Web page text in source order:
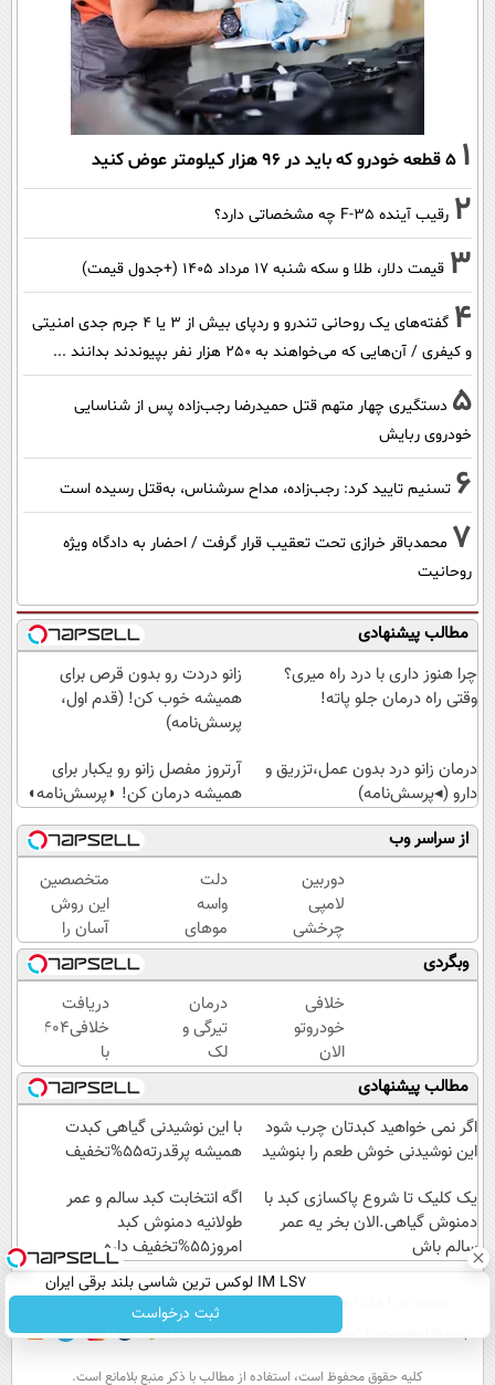
1 ۵ قطعه خودرو که باید در ۹۶ هزار کیلومتر عوض کنید
2 رقیب آینده F-35 چه مشخصاتی دارد؟
3 قیمت دلار، طلا و سکه شنبه ۱۷ مرداد ۱۴۰۵ (+جدول قیمت)
4
گفته‌های یک روحانی تندرو و ردپای بیش از ۳ یا ۴ جرم جدی امنیتی
و کیفری / آن‌هایی که می‌خواهند به ۲۵۰ هزار نفر بپیوندند بدانند ...
5 دستگیری چهار متهم قتل حمیدرضا رجب‌زاده پس از شناسایی
خودروی ربایش
6 تسنیم تایید کرد: رجب‌زاده، مداح سرشناس، به‌قتل رسیده است
7 محمدباقر خرازی تحت تعقیب قرار گرفت / احضار به دادگاه ویژه
روحانیت
مطالب پیشنهادی
چرا هنوز داری با درد راه میری؟
وقتی راه درمان جلو پاته!
زانو دردت رو بدون قرص برای
همیشه خوب کن! (قدم اول،
پرسش‌نامه)
درمان زانو درد بدون عمل،تزریق و
دارو (◂پرسش‌نامه)
آرتروز مفصل زانو رو یکبار برای
همیشه درمان کن! ◗پرسش‌نامه◖
از سراسر وب
دوربین
لامپی
چرخشی
360
درجه
فقط
امروز
حراج
شد🔥
پرداخت
درب
منزل
دلت
واسه
موهای
پرپشتت
تنگ
شده؟
پک
تقویت
مو
با45%تخفیف
متخصصین
این روش
آسان را
برای لاغری
شکم و
پهلو
معرفی
کردند
وبگردی
خلافی
خودروتو
الان
ببین، با
پلاک و
کد
ملی،
نیاز به
مراجعه
درمان
تیرگی و
لک
پوست،با
لوسیون
روشن
کننده
c!
دریافت
خلافی۱۴۰۴
با
جزییات...
(استعلام
و
پرداخت)
مطالب پیشنهادی
اگر نمی خواهید کبدتان چرب شود
این نوشیدنی خوش طعم را بنوشید
با این نوشیدنی گیاهی کبدت
همیشه پرقدرته55%تخفیف
یک کلیک تا شروع پاکسازی کبد با
دمنوش گیاهی.الان بخر یه عمر
سالم باش
اگه انتخابت کبد سالم و عمر
طولانیه دمنوش کبد
امروز55%تخفیف داره
IM LS7 لوکس ترین شاسی بلند برقی ایران
ثبت درخواست
عصر ایران۲ درباره عصرایران تماس با ما
آب و هوا اوقات شرعی سواد زندگی
كليه حقوق محفوظ است، استفاده از مطالب با ذكر منبع بلامانع است.